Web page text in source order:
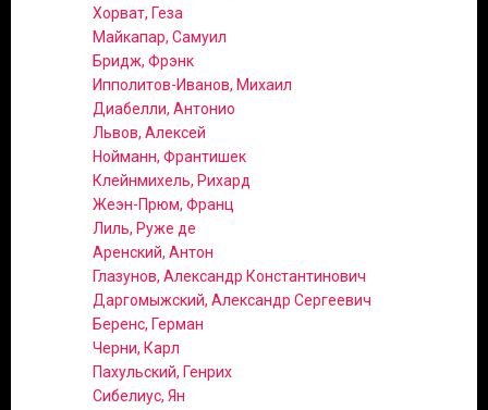
Хорват, Геза
Майкапар, Самуил
Бридж, Фрэнк
Ипполитов-Иванов, Михаил
Диабелли, Антонио
Львов, Алексей
Нойманн, Франтишек
Клейнмихель, Рихард
Жеэн-Прюм, Франц
Лиль, Руже де
Аренский, Антон
Глазунов, Александр Константинович
Даргомыжский, Александр Сергеевич
Беренс, Герман
Черни, Карл
Пахульский, Генрих
Сибелиус, Ян